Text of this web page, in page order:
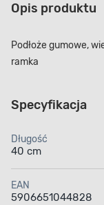
Opis produktu
Podłoże gumowe,
ramka
Specyfikacja
Długość
40 cm
EAN
5906651044828